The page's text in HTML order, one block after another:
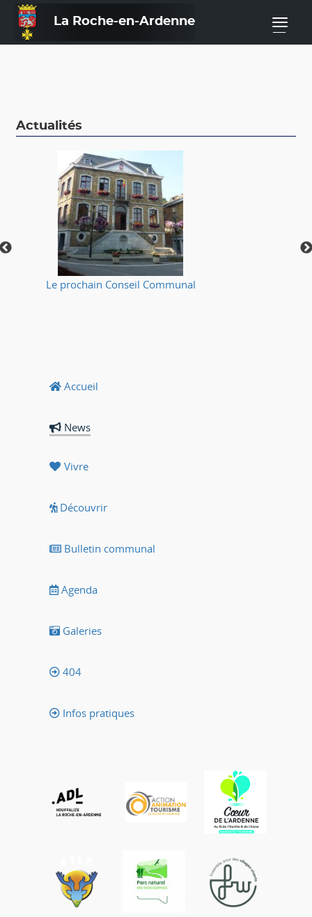
La Roche-en-Ardenne —
Actualités
Le prochain Conseil Communal
Accueil
News
Vivre
Découvrir
Bulletin communal
Agenda
Galeries
404
Infos pratiques